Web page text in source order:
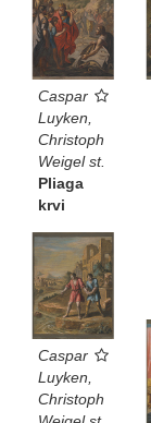
Caspar
Luyken,
Christoph
Weigel st.
Pliaga
krvi
Caspar
Luyken,
Christoph